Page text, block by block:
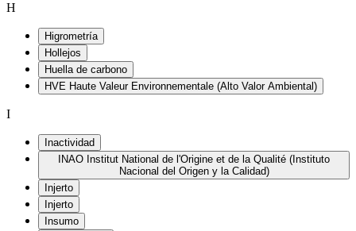
H
Higrometría
Hollejos
Huella de carbono
HVE Haute Valeur Environnementale (Alto Valor Ambiental)
I
Inactividad
INAO Institut National de l'Origine et de la Qualité (Instituto
Nacional del Origen y la Calidad)
Injerto
Injerto
Insumo